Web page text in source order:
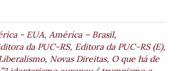
- EUA, América – Brasil,
da PUC-RS, Editora da PUC-RS (E),
, Novas Direitas, O que há de